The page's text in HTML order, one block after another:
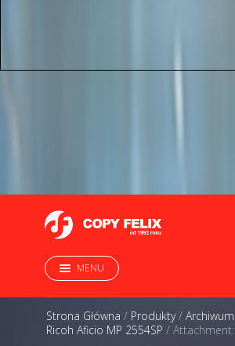
MENU
Strona Główna / Produkty/ Archiwum
Ricoh Aficio MP 2554SP / Attachment: